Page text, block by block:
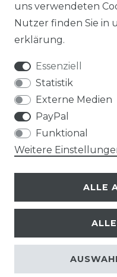
© Copyright
uns verwendeten
Nutzer finden Sie in
erklärung.
Essenziell
Statistik
Externe Medien
PayPal
Funktional
Weitere
ALLE